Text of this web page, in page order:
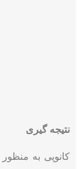
نتیجه گیری
کانوپی به